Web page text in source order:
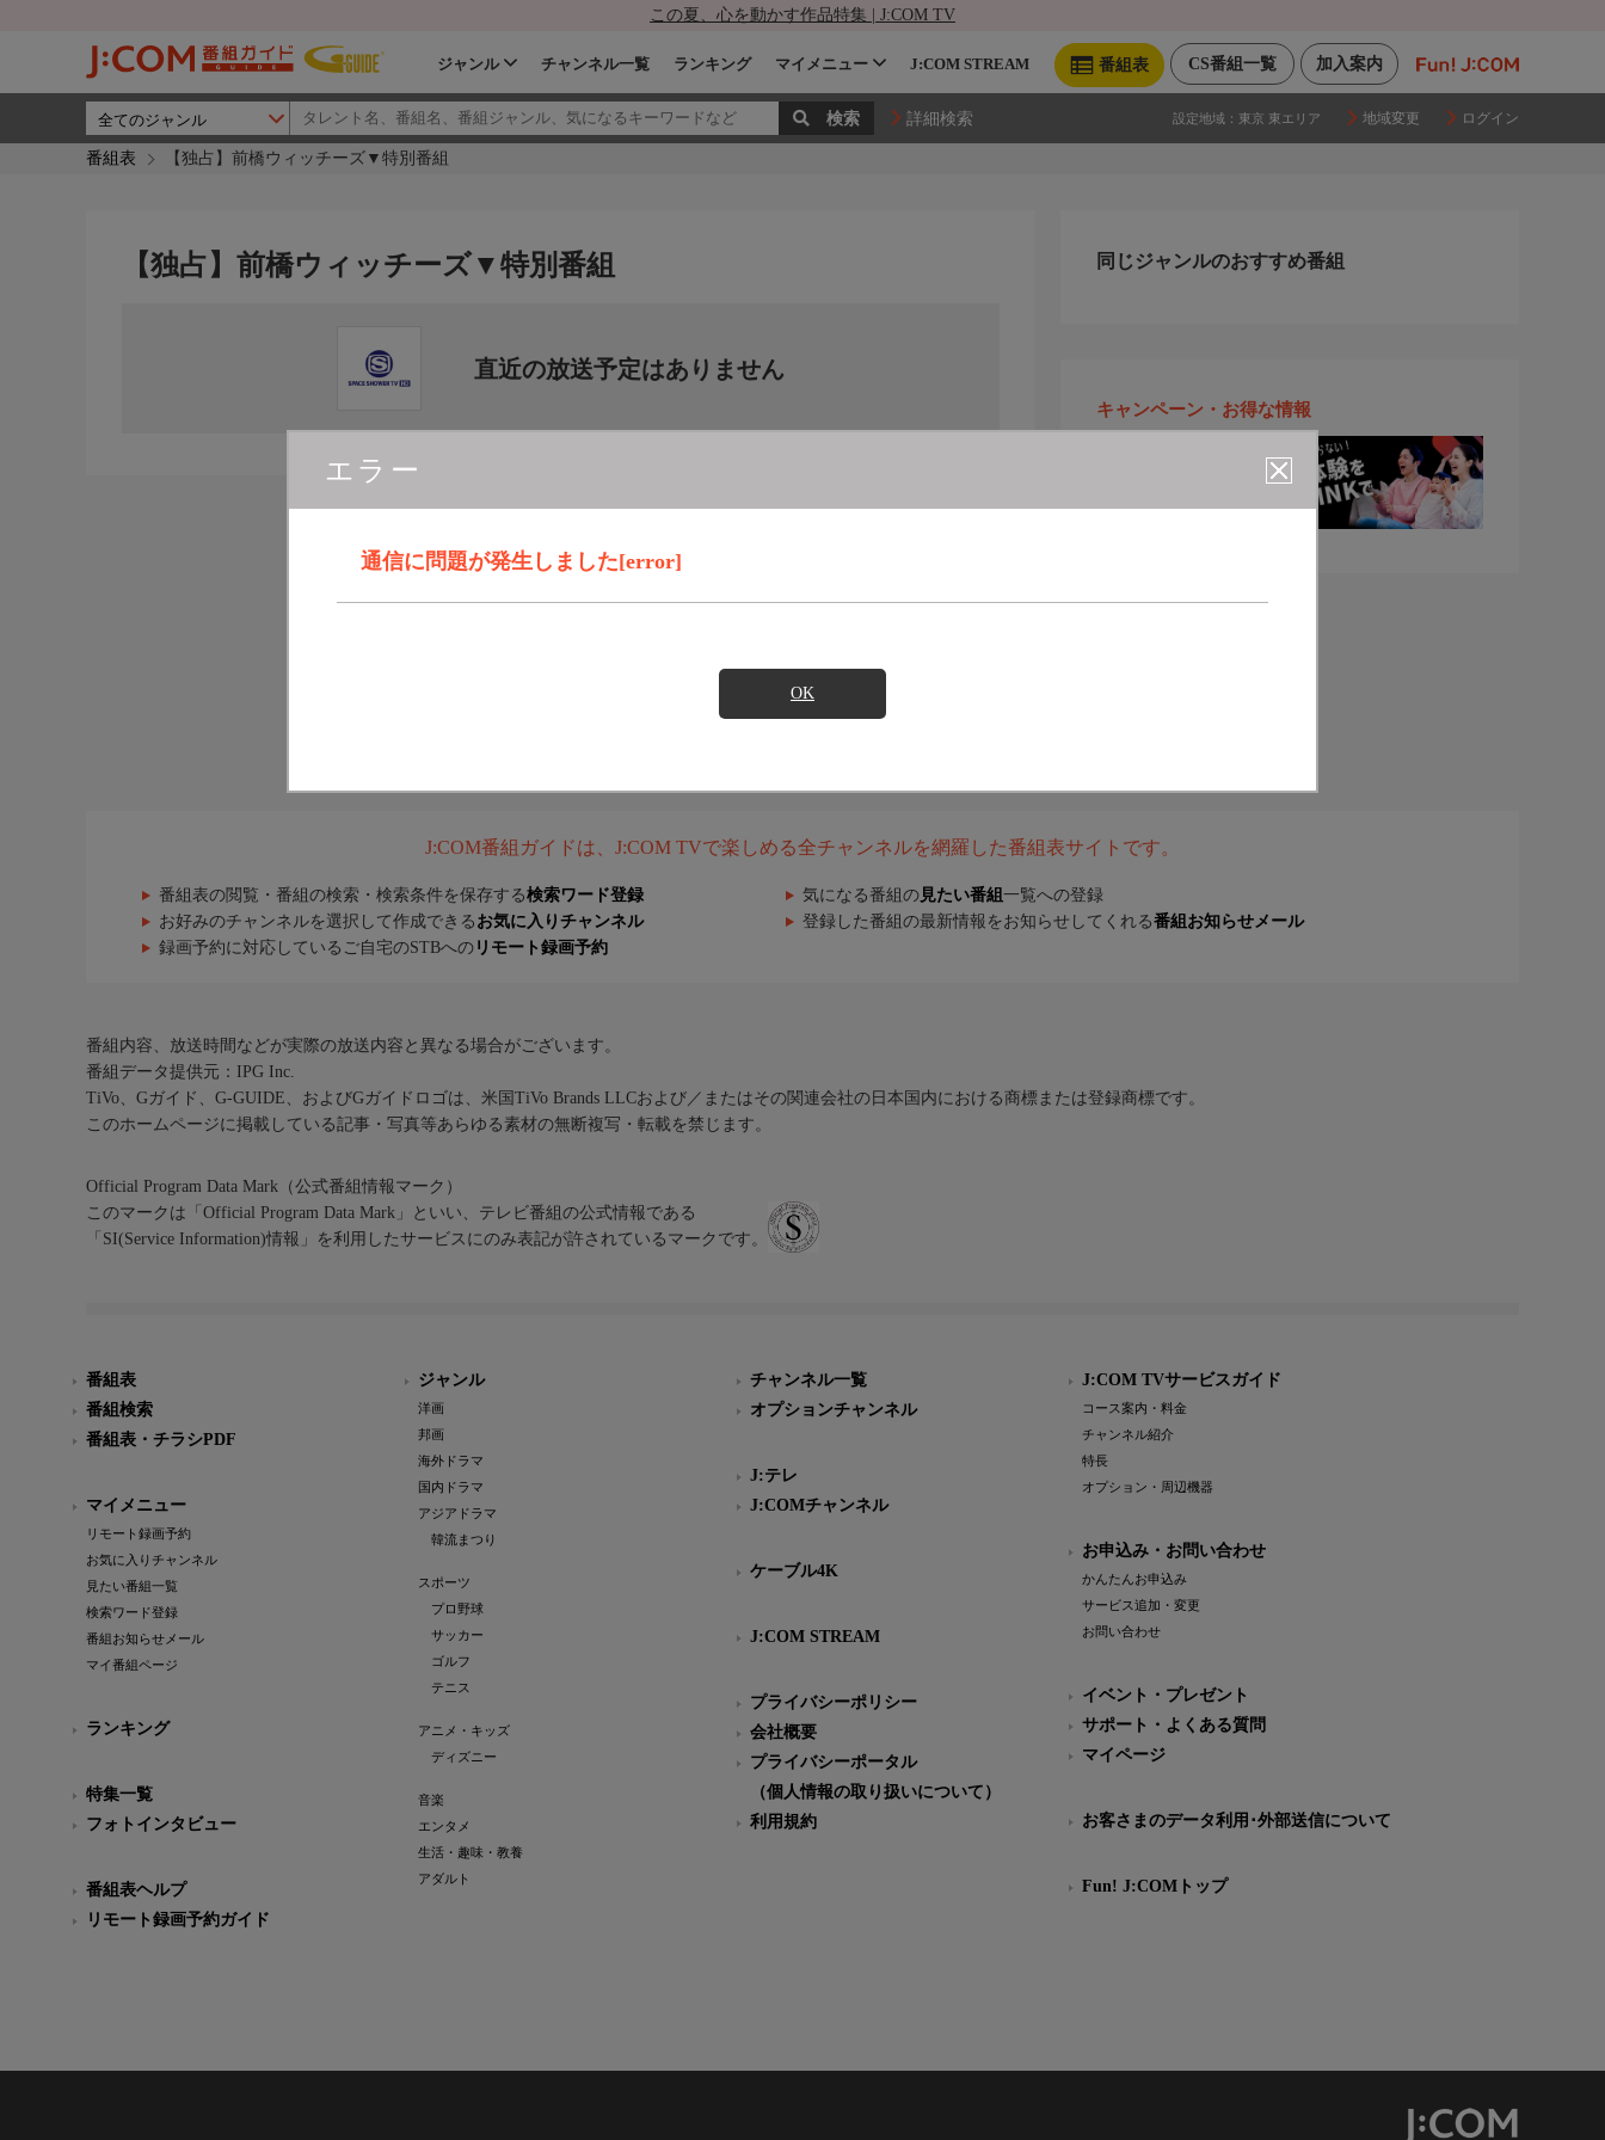
この夏、心を動かす作品特集 | J:COM TV
加入案内
CS番組一覧
番組表
ジャンル チャンネル一覧 ランキング マイメニュー J:COM STREAM
詳細検索 設定地域： 東京 東エリア 地域変更 ログイン
番組表 【独占】前橋ウィッチーズ▼特別番組
エラー
通信に問題が発生しました[error]
OK
【独占】前橋ウィッチーズ▼特別番組
直近の放送予定はありません
同じジャンルのおすすめ番組
キャンペーン・お得な情報
J:COM番組ガイドは、J:COM TVで楽しめる全チャンネルを網羅した番組表サイトです。
番組表の閲覧・番組の検索・検索条件を保存する検索ワード登録 気になる番組の 見たい番組 一覧への登録
お好みのチャンネルを選択して作成できる お気に入りチャンネル 登録した番組の最新情報をお知らせしてくれる番組お知らせメール
録画予約に対応しているご自宅のSTBへの リモート録画予約
番組内容、放送時間などが実際の放送内容と異なる場合がございます。
番組データ提供元：IPG Inc.
TiVo、Gガイド、G-GUIDE、およびGガイドロゴは、米国TiVo Brands LLCおよび／またはその関連会社の日本国内における商標または登録商標です。
このホームページに掲載している記事・写真等あらゆる素材の無断複写・転載を禁じます。
Official Program Data Mark（公式番組情報マーク）
このマークは「Official Program Data Mark」といい、テレビ番組の公式情報である
「SI(Service Information)情報」を利用したサービスにのみ表記が許されているマークです。
番組表
番組検索
番組表・チラシPDF
マイメニュー
リモート録画予約
お気に入りチャンネル
見たい番組一覧
検索ワード登録
番組お知らせメール
マイ番組ページ
ランキング
特集一覧
フォトインタビュー
番組表ヘルプ
リモート録画予約ガイド
ジャンル
洋画
邦画
海外ドラマ
国内ドラマ
アジアドラマ
韓流まつり
スポーツ
プロ野球
サッカー
ゴルフ
テニス
アニメ・キッズ
ディズニー
音楽
エンタメ
生活・趣味・教養
アダルト
チャンネル一覧
オプションチャンネル
J:テレ
J:COMチャンネル
ケーブル4K
J:COM STREAM
プライバシーポリシー
会社概要
プライバシーポータル
（個人情報の取り扱いについて）
利用規約
J:COM TVサービスガイド
コース案内・料金
チャンネル紹介
特長
オプション・周辺機器
お申込み・お問い合わせ
かんたんお申込み
サービス追加・変更
お問い合わせ
イベント・プレゼント
サポート・よくある質問
マイページ
お客さまのデータ利用･外部送信について
Fun! J:COMトップ